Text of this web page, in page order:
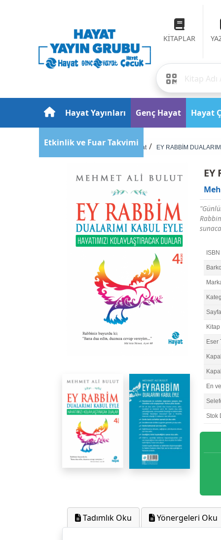
KİTAPLAR
Hayat Yayınları Genç Hayat Hayat
Etkinlik ve Fuar Takvimi
Anasayfa Maneviyat EY RABBİM
EY
ISBN
Eser
En
Stok
Tadımlık Oku Yönergeleri Oku